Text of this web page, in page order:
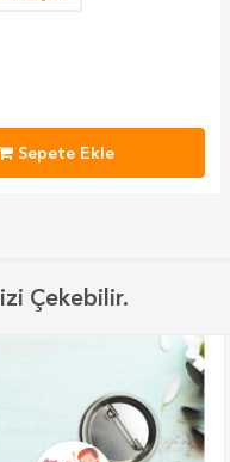
Sepete Ekle
Çekebilir.